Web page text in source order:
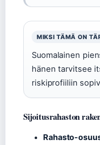
MIKSI TÄMÄ ON
Suomalainen
hänen tarvitsee
riskiprofiiliin
Sijoitusrahaston
Rahasto-